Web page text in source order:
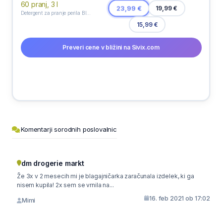
23,99 € 19,99 €
15,99 €
Preveri cene v bližini na Sivix.com
Komentarji sorodnih poslovalnic
dm drogerie markt
Že 3x v 2 mesecih mi je blagajničarka zaračunala izdelek, ki ga
nisem kupila! 2x sem se vrnila na...
Mimi 16. feb 2021 ob 17:02